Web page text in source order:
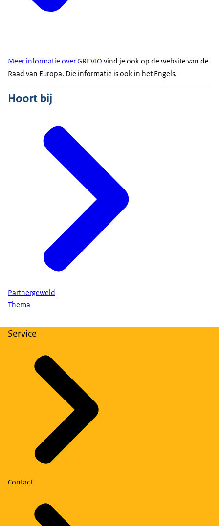
Meer informatie over GREVIO vind je ook op de website van de
Raad van Europa. Die informatie is ook in het Engels.
Hoort bij
Partnergeweld
Thema
Service
Contact